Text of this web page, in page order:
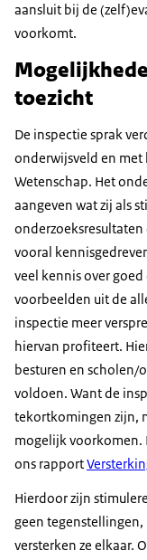
aansluit bij de
voorkomt.
toezicht
De inspectie sprak
onderwijsveld en met
Wetenschap. Het
aangeven wat zij als
onderzoeksresultaten
vooral
veel kennis over
voorbeelden uit de
inspectie meer
hiervan profiteert.
besturen en scholen/
voldoen. Want de
tekortkomingen zijn,
mogelijk voorkomen.
ons rapport
Hierdoor zijn
geen tegenstellingen,
versterken ze elkaar.